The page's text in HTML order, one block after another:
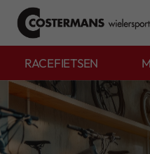
RACEFIETSEN